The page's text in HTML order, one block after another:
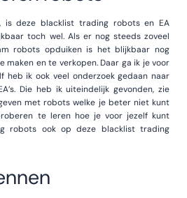
is deze blacklist trading robots en EA
toch wel. Als er nog steeds zoveel
robots opduiken is het blijkbaar nog
maken en te verkopen. Daar ga ik je voor
heb ik ook veel onderzoek gedaan naar
Die heb ik uiteindelijk gevonden, zie
met robots welke je beter niet kunt
te leren hoe je voor jezelf kunt
robots ook op deze blacklist trading